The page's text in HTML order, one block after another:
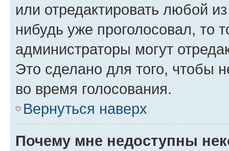
или отредактировать любой
нибудь уже проголосовал, то
администраторы могут
Это сделано для того, чтобы
во время голосования.
Вернуться наверх
Почему мне недоступны